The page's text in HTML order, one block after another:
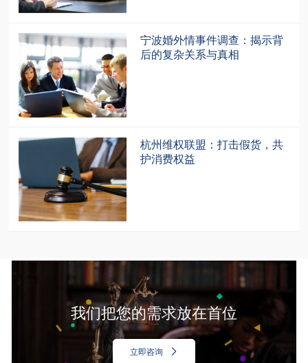
宁波婚外情事件调查：揭示背
后的复杂关系与真相
杭州维权联盟：打击假货，共
护消费权益
我们把您的需求放在首位
立即咨询